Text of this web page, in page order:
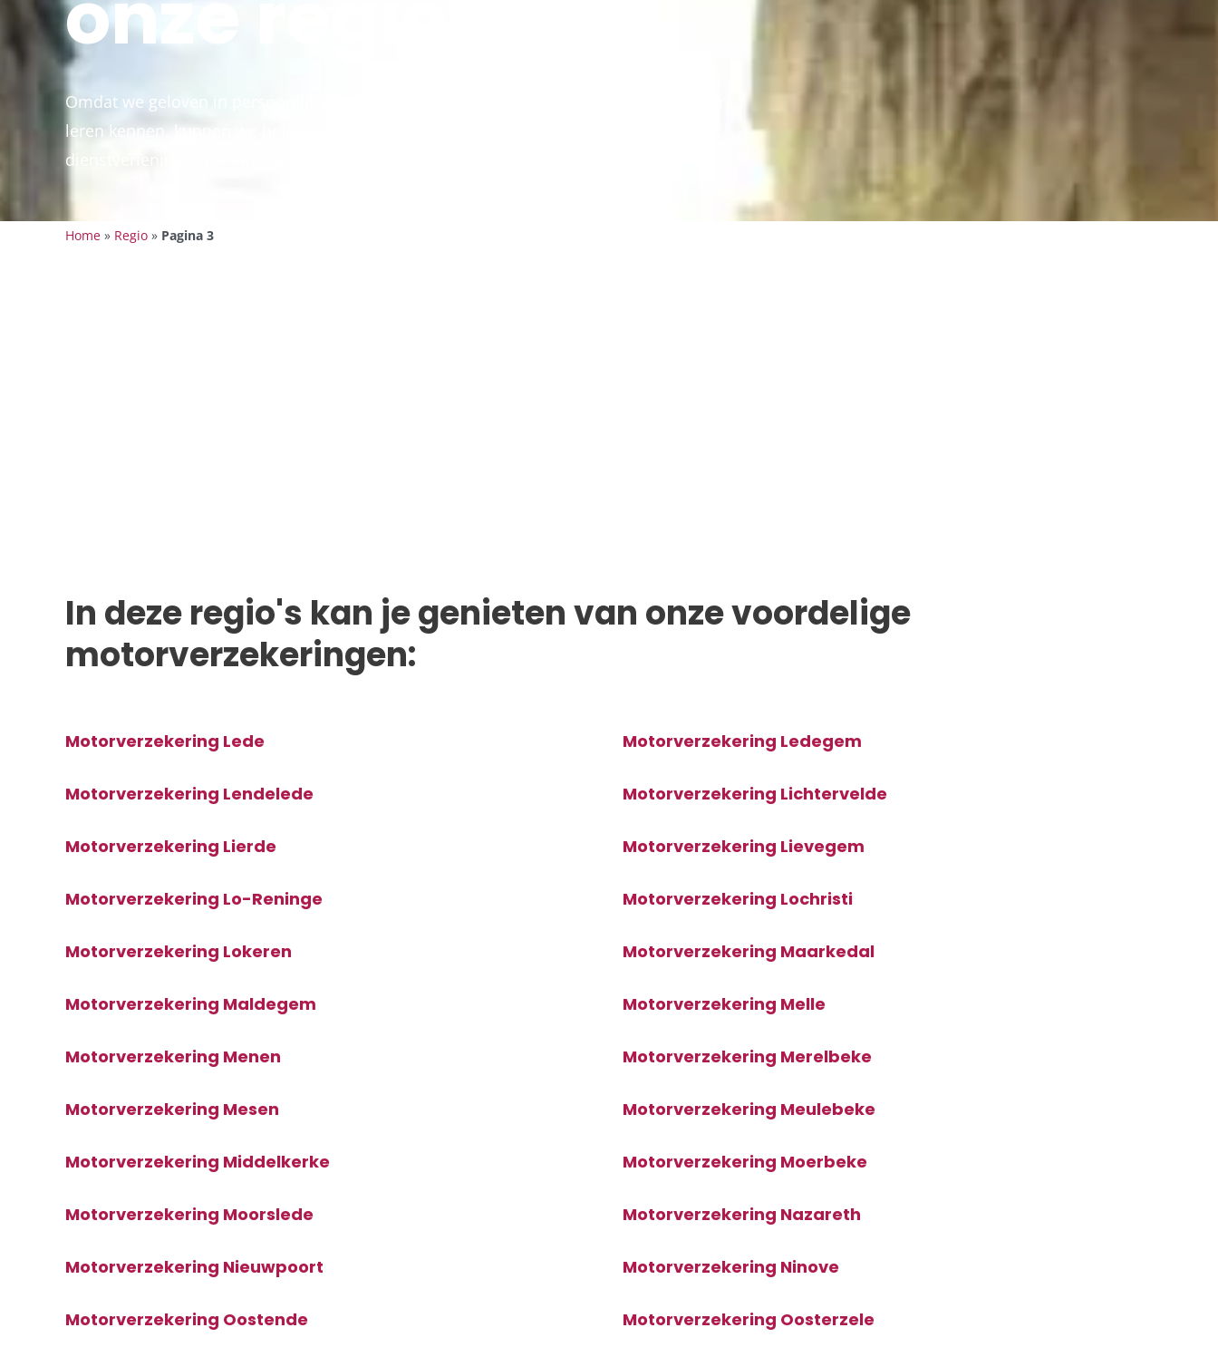
Omdat we geloven in persoonlijk contact en omdat we onze klanten als motards willen
leren kennen, kunnen we helaas niet het hele land bedienen met onze excellente
dienstverlening. Hier vind je de regio’s waar we actief zijn.
Home » Regio » Pagina 3
In deze regio's kan je genieten van onze voordelige
motorverzekeringen:
Motorverzekering Lede Motorverzekering Ledegem
Motorverzekering Lendelede Motorverzekering Lichtervelde
Motorverzekering Lierde Motorverzekering Lievegem
Motorverzekering Lo-Reninge Motorverzekering Lochristi
Motorverzekering Lokeren Motorverzekering Maarkedal
Motorverzekering Maldegem Motorverzekering Melle
Motorverzekering Menen Motorverzekering Merelbeke
Motorverzekering Mesen Motorverzekering Meulebeke
Motorverzekering Middelkerke Motorverzekering Moerbeke
Motorverzekering Moorslede Motorverzekering Nazareth
Motorverzekering Nieuwpoort Motorverzekering Ninove
Motorverzekering Oostende Motorverzekering Oosterzele
PaginaPaginaPaginaPaginaPagina